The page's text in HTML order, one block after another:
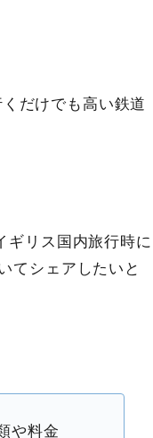
だけでも高い鉄道
ギリス国内旅行時に
てシェアしたいと
や料金